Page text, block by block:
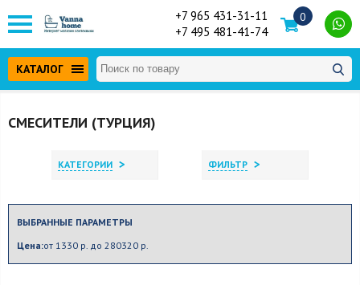
+7 965 431-31-11
+7 495 481-41-74
0
КАТАЛОГ
СМЕСИТЕЛИ (ТУРЦИЯ)
КАТЕГОРИИ > ФИЛЬТР >
ВЫБРАННЫЕ ПАРАМЕТРЫ
Цена:от 1330 р. до 280320 р.